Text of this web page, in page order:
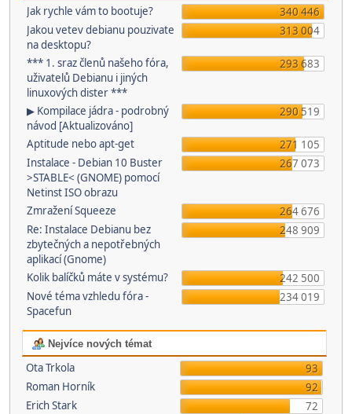
Jak rychle vám to bootuje?
340 446
Jakou vetev debianu pouzivate
na desktopu?
313 004
*** 1. sraz členů našeho fóra,
uživatelů Debianu i jiných
linuxových dister ***
293 683
▶ Kompilace jádra - podrobný
návod [Aktualizováno]
290 519
Aptitude nebo apt-get
271 105
Instalace - Debian 10 Buster
>STABLE< (GNOME) pomocí
Netinst ISO obrazu
267 073
Zmražení Squeeze
264 676
Re: Instalace Debianu bez
zbytečných a nepotřebných
aplikací (Gnome)
248 909
Kolik balíčků máte v systému?
242 500
Nové téma vzhledu fóra -
Spacefun
234 019
Nejvíce nových témat
Ota Trkola
93
Roman Horník
92
Erich Stark
72